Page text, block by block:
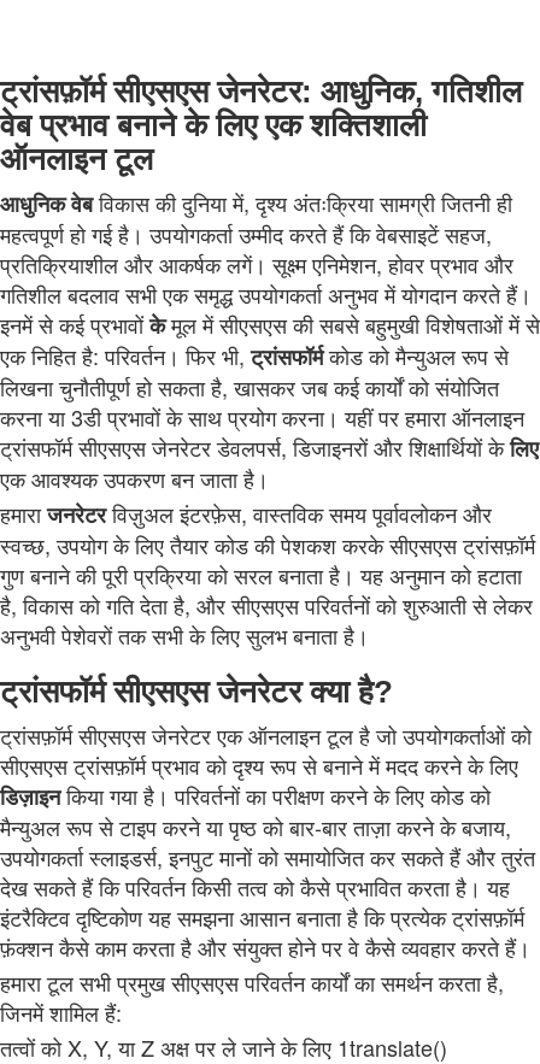
ट्रांसफ़ॉर्म सीएसएस जेनरेटर: आधुनिक, गतिशील
वेब प्रभाव बनाने के लिए एक शक्तिशाली
ऑनलाइन टूल
आधुनिकवेबविकास की दुनिया में, दृश्य अंतःक्रिया सामग्री जितनी ही
महत्वपूर्ण हो गई है। उपयोगकर्ता उम्मीद करते हैं कि वेबसाइटें सहज,
प्रतिक्रियाशील और आकर्षक लगें। सूक्ष्म एनिमेशन, होवर प्रभाव और
गतिशील बदलाव सभी एक समृद्ध उपयोगकर्ता अनुभव में योगदान करते हैं।
इनमें से कई प्रभावोंकेमूल में सीएसएस की सबसे बहुमुखी विशेषताओं में से
एक निहित है: परिवर्तन। फिर भी,ट्रांसफॉर्मकोड को मैन्युअल रूप से
लिखना चुनौतीपूर्ण हो सकता है, खासकर जब कई कार्यों को संयोजित
करना या 3डी प्रभावों के साथ प्रयोग करना। यहीं पर हमारा ऑनलाइन
ट्रांसफॉर्म सीएसएस जेनरेटर डेवलपर्स, डिजाइनरों और शिक्षार्थियों केलिए
एक आवश्यक उपकरण बन जाता है।
हमाराजनरेटरविज़ुअल इंटरफ़ेस, वास्तविक समय पूर्वावलोकन और
स्वच्छ, उपयोग के लिए तैयार कोड की पेशकश करके सीएसएस ट्रांसफ़ॉर्म
गुण बनाने की पूरी प्रक्रिया को सरल बनाता है। यह अनुमान को हटाता
है, विकास को गति देता है, और सीएसएस परिवर्तनों को शुरुआती से लेकर
अनुभवी पेशेवरों तक सभी के लिए सुलभ बनाता है।
ट्रांसफॉर्म सीएसएस जेनरेटर क्या है?
ट्रांसफ़ॉर्म सीएसएस जेनरेटर एक ऑनलाइन टूल है जो उपयोगकर्ताओं को
सीएसएस ट्रांसफ़ॉर्म प्रभाव को दृश्य रूप से बनाने में मदद करने के लिए
डिज़ाइनकिया गया है। परिवर्तनों का परीक्षण करने के लिए कोड को
मैन्युअल रूप से टाइप करने या पृष्ठ को बार-बार ताज़ा करने के बजाय,
उपयोगकर्ता स्लाइडर्स, इनपुट मानों को समायोजित कर सकते हैं और तुरंत
देख सकते हैं कि परिवर्तन किसी तत्व को कैसे प्रभावित करता है। यह
इंटरैक्टिव दृष्टिकोण यह समझना आसान बनाता है कि प्रत्येक ट्रांसफ़ॉर्म
फ़ंक्शन कैसे काम करता है और संयुक्त होने पर वे कैसे व्यवहार करते हैं।
हमारा टूल सभी प्रमुख सीएसएस परिवर्तन कार्यों का समर्थन करता है,
जिनमें शामिल हैं:
तत्वों को X, Y, या Z अक्ष पर ले जाने के लिए 1translate()